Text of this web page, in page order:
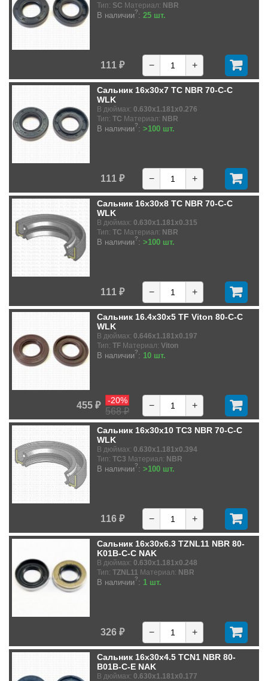
Тип: SC Материал: NBR
В наличии?: 25 шт.
111 ₽ − +
Сальник 16x30x7 TC NBR 70-C-C
WLK
В дюймах: 0.630x1.181x0.276
Тип: TC Материал: NBR
В наличии?: >100 шт.
111 ₽ − +
Сальник 16x30x8 TC NBR 70-C-C
WLK
В дюймах: 0.630x1.181x0.315
Тип: TC Материал: NBR
В наличии?: >100 шт.
111 ₽ − +
Сальник 16.4x30x5 TF Viton 80-C-C
WLK
В дюймах: 0.646x1.181x0.197
Тип: TF Материал: Viton
В наличии?: 10 шт.
455 ₽
568 ₽
-20% − +
Сальник 16x30x10 TC3 NBR 70-C-C
WLK
В дюймах: 0.630x1.181x0.394
Тип: TC3 Материал: NBR
В наличии?: >100 шт.
116 ₽ − +
Сальник 16x30x6.3 TZNL11 NBR 80-
K01B-C-C NAK
В дюймах: 0.630x1.181x0.248
Тип: TZNL11 Материал: NBR
В наличии?: 1 шт.
326 ₽ − +
Сальник 16x30x4.5 TCN1 NBR 80-
B01B-C-E NAK
В дюймах: 0.630x1.181x0.177